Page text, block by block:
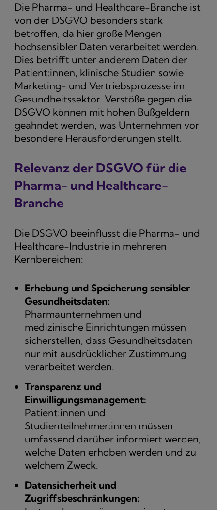
Die Pharma- und Healthcare-Branche ist
von der DSGVO besonders stark
betroffen, da hier große Mengen
hochsensibler Daten verarbeitet werden.
Dies betrifft unter anderem Daten der
Patient:innen, klinische Studien sowie
Marketing- und Vertriebsprozesse im
Gesundheitssektor. Verstöße gegen die
DSGVO können mit hohen Bußgeldern
geahndet werden, was Unternehmen vor
besondere Herausforderungen stellt.
Relevanz der DSGVO für die
Pharma- und Healthcare-
Branche
Die DSGVO beeinflusst die Pharma- und
Healthcare-Industrie in mehreren
Kernbereichen:
Erhebung und Speicherung sensibler
Gesundheitsdaten:
Pharmaunternehmen und
medizinische Einrichtungen müssen
sicherstellen, dass Gesundheitsdaten
nur mit ausdrücklicher Zustimmung
verarbeitet werden.
Transparenz und
Einwilligungsmanagement:
Patient:innen und
Studienteilnehmer:innen müssen
umfassend darüber informiert werden,
welche Daten erhoben werden und zu
welchem Zweck.
Datensicherheit und
Zugriffsbeschränkungen: